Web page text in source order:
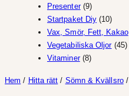
produkter
Presenter 99
produkter
Startpaket Diy 1010
Vax, Smör, Fett, Kakao
Vegetabiliska Oljor 4545
Vitaminer 88
Hem / Hitta rätt / Sömn & Kvällsro/